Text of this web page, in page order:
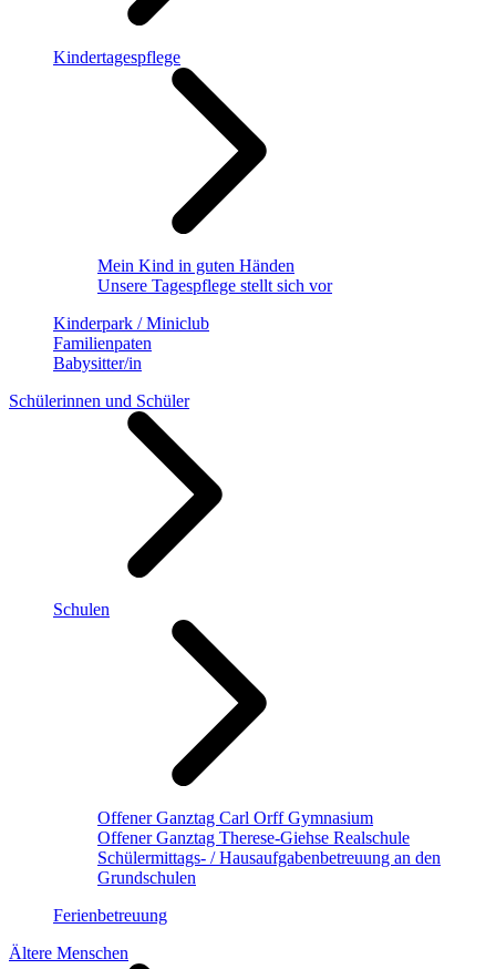
Kindertagespflege
Mein Kind in guten Händen
Unsere Tagespflege stellt sich vor
Kinderpark / Miniclub
Familienpaten
Babysitter/in
Schülerinnen und Schüler
Schulen
Offener Ganztag Carl Orff Gymnasium
Offener Ganztag Therese-Giehse Realschule
Schülermittags- / Hausaufgabenbetreuung an den
Grundschulen
Ferienbetreuung
Ältere Menschen